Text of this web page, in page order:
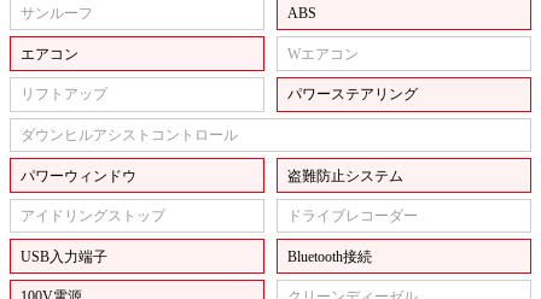
サンルーフ ABS
エアコン Wエアコン
リフトアップ パワーステアリング
ダウンヒルアシストコントロール
パワーウィンドウ 盗難防止システム
アイドリングストップ ドライブレコーダー
USB入力端子 Bluetooth接続